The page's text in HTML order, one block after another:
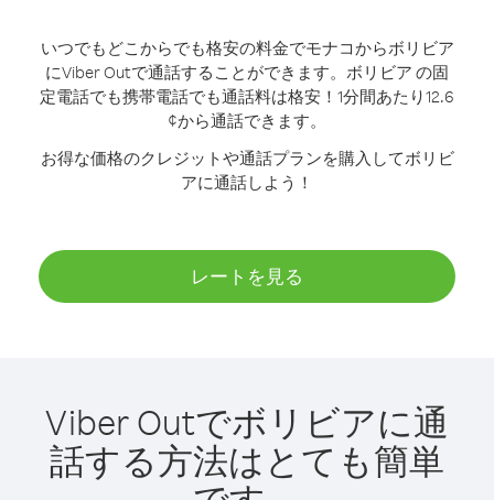
いつでもどこからでも格安の料金でモナコからボリビア
にViber Outで通話することができます。 ボリビア の固
定電話でも携帯電話でも通話料は格安！1分間あたり12.6
¢から通話できます。
お得な価格のクレジットや通話プランを購入してボリビ
アに通話しよう！
レートを見る
Viber Outでボリビアに通
話する方法はとても簡単